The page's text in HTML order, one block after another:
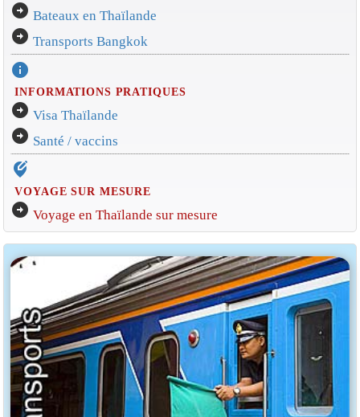
arrow_circle_right Bateaux en Thaïlande
arrow_circle_right Transports Bangkok
info
INFORMATIONS PRATIQUES
arrow_circle_right Visa Thaïlande
arrow_circle_right Santé / vaccins
edit_location_alt
VOYAGE SUR MESURE
arrow_circle_right Voyage en Thaïlande sur mesure